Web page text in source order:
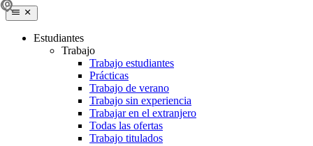
Estudiantes
Trabajo
Trabajo estudiantes
Prácticas
Trabajo de verano
Trabajo sin experiencia
Trabajar en el extranjero
Todas las ofertas
Trabajo titulados